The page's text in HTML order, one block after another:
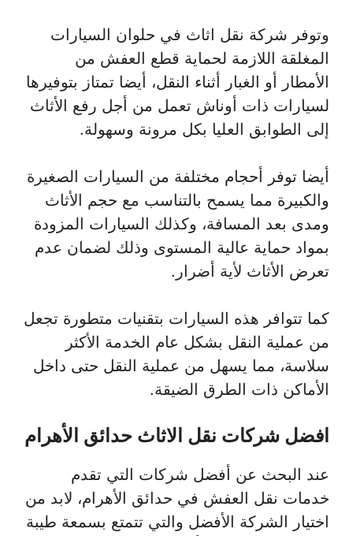
وتوفر شركة نقل اثاث في حلوان السيارات
المغلقة اللازمة لحماية قطع العفش من
الأمطار أو الغبار أثناء النقل، أيضا تمتاز بتوفيرها
لسيارات ذات أوناش تعمل من أجل رفع الأثاث
إلى الطوابق العليا بكل مرونة وسهولة.
أيضا توفر أحجام مختلفة من السيارات الصغيرة
والكبيرة مما يسمح بالتناسب مع حجم الأثاث
ومدى بعد المسافة، وكذلك السيارات المزودة
بمواد حماية عالية المستوى وذلك لضمان عدم
تعرض الأثاث لأية أضرار.
كما تتوافر هذه السيارات بتقنيات متطورة تجعل
من عملية النقل بشكل عام الخدمة الأكثر
سلاسة، مما يسهل من عملية النقل حتى داخل
الأماكن ذات الطرق الضيقة.
افضل شركات نقل الاثاث حدائق الأهرام
عند البحث عن أفضل شركات التي تقدم
خدمات نقل العفش في حدائق الأهرام، لابد من
اختيار الشركة الأفضل والتي تتمتع بسمعة طيبة